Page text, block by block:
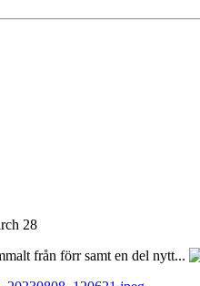
28
från förr samt en del nytt...